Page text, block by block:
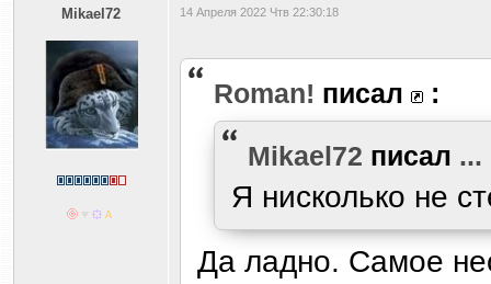
Mikael72 14 Апреля 2022 Чтв 22:30:18
Roman! писал :
Mikael72 писал ...
Я нисколько не
Да ладно. Самое